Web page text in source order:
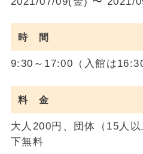
時 間
9:30～17:00（入館は
料 金
大人200円、団体（15人
下無料